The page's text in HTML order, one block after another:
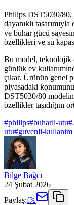
Philips DST5030/80,
dayanıklı
ve buhar gücü
özellikleri ve su
Bu model, teknolojik
günlük ev
çıkar. Ürünün genel
piyasadaki
DST5030/80
özellikler taşıdığını
#philips#buharli-utu#
utu#guvenli-kullanim
Bilge Bağcı
24 Şubat 2026
Paylaş:f𝕏